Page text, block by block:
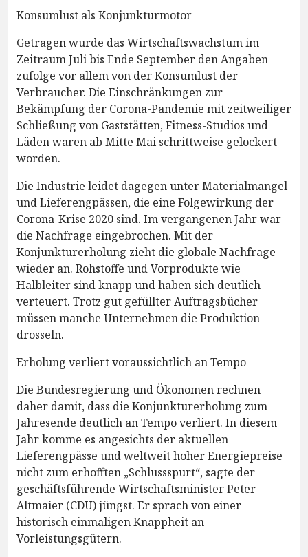
Konsumlust als Konjunkturmotor
Getragen wurde das Wirtschaftswachstum im
Zeitraum Juli bis Ende September den Angaben
zufolge vor allem von der Konsumlust der
Verbraucher. Die Einschränkungen zur
Bekämpfung der Corona-Pandemie mit zeitweiliger
Schließung von Gaststätten, Fitness-Studios und
Läden waren ab Mitte Mai schrittweise gelockert
worden.
Die Industrie leidet dagegen unter Materialmangel
und Lieferengpässen, die eine Folgewirkung der
Corona-Krise 2020 sind. Im vergangenen Jahr war
die Nachfrage eingebrochen. Mit der
Konjunkturerholung zieht die globale Nachfrage
wieder an. Rohstoffe und Vorprodukte wie
Halbleiter sind knapp und haben sich deutlich
verteuert. Trotz gut gefüllter Auftragsbücher
müssen manche Unternehmen die Produktion
drosseln.
Erholung verliert voraussichtlich an Tempo
Die Bundesregierung und Ökonomen rechnen
daher damit, dass die Konjunkturerholung zum
Jahresende deutlich an Tempo verliert. In diesem
Jahr komme es angesichts der aktuellen
Lieferengpässe und weltweit hoher Energiepreise
nicht zum erhofften „Schlussspurt“, sagte der
geschäftsführende Wirtschaftsminister Peter
Altmaier (CDU) jüngst. Er sprach von einer
historisch einmaligen Knappheit an
Vorleistungsgütern.